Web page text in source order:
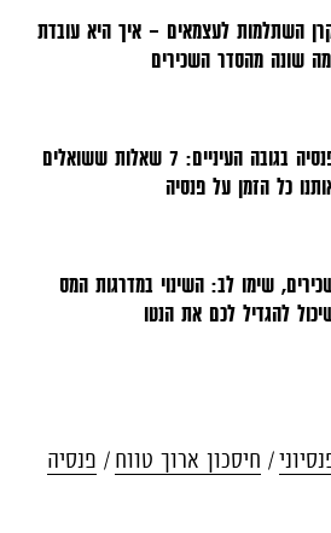
השתלמות לעצמאים - איך היא עובדת
שונה מהסדר השכירים
פנסיה בגובה העיניים: 7 שאלות ששואלים
כל הזמן על פנסיה
שימו לב: השינוי במדרגות המס
להגדיל לכם את הנטו
חיסכון ארוך טווח
פנסיה